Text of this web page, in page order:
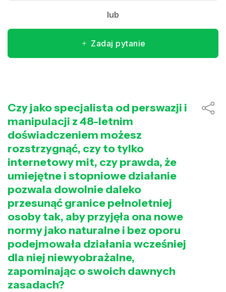
lub
Zadaj pytanie
Czy jako specjalista od perswazji i
manipulacji z 48-letnim
doświadczeniem możesz
rozstrzygnąć, czy to tylko
internetowy mit, czy prawda, że
umiejętne i stopniowe działanie
pozwala dowolnie daleko
przesunąć granice pełnoletniej
osoby tak, aby przyjęła ona nowe
normy jako naturalne i bez oporu
podejmowała działania wcześniej
dla niej niewyobrażalne,
zapominając o swoich dawnych
zasadach?